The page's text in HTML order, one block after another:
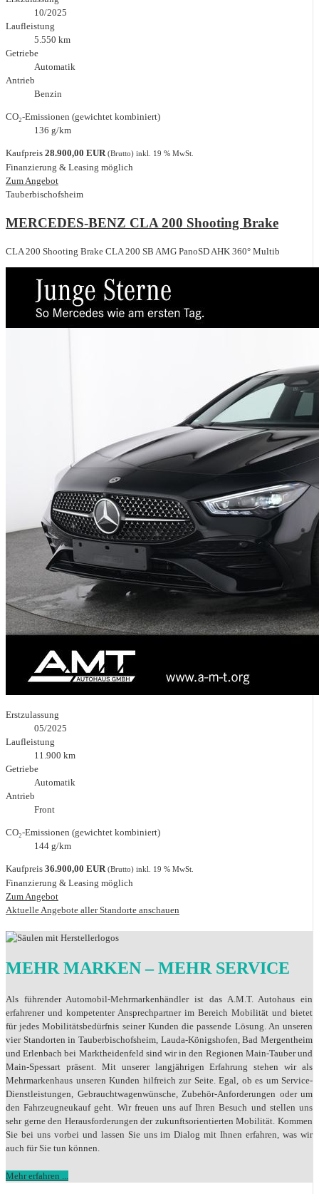
10/2025
Laufleistung
5.550 km
Getriebe
Automatik
Antrieb
Benzin
CO₂-Emissionen (gewichtet kombiniert)
136 g/km
Kaufpreis 28.900,00 EUR (Brutto) inkl. 19 % MwSt.
Finanzierung & Leasing möglich
Zum Angebot
Tauberbischofsheim
MERCEDES-BENZ CLA 200 Shooting Brake
CLA 200 Shooting Brake CLA 200 SB AMG PanoSD AHK 360° Multib
Erstzulassung
05/2025
Laufleistung
11.900 km
Getriebe
Automatik
Antrieb
Front
CO₂-Emissionen (gewichtet kombiniert)
144 g/km
Kaufpreis 36.900,00 EUR (Brutto) inkl. 19 % MwSt.
Finanzierung & Leasing möglich
Zum Angebot
Aktuelle Angebote aller Standorte anschauen
MEHR MARKEN – MEHR SERVICE
Als führender Automobil-Mehrmarkenhändler ist das A.M.T. Autohaus ein
erfahrener und kompetenter Ansprechpartner im Bereich Mobilität und bietet
für jedes Mobilitätsbedürfnis seiner Kunden die passende Lösung. An unseren
vier Standorten in Tauberbischofsheim, Lauda-Königshofen, Bad Mergentheim
und Erlenbach bei Marktheidenfeld sind wir in den Regionen Main-Tauber und
Main-Spessart präsent. Mit unserer langjährigen Erfahrung stehen wir als
Mehrmarkenhaus unseren Kunden hilfreich zur Seite. Egal, ob es um Service-
Dienstleistungen, Gebrauchtwagenwünsche, Zubehör-Anforderungen oder um
den Fahrzeugneukauf geht. Wir freuen uns auf Ihren Besuch und stellen uns
sehr gerne den Herausforderungen der zukunftsorientierten Mobilität. Kommen
Sie bei uns vorbei und lassen Sie uns im Dialog mit Ihnen erfahren, was wir
auch für Sie tun können.
Mehr erfahren ...